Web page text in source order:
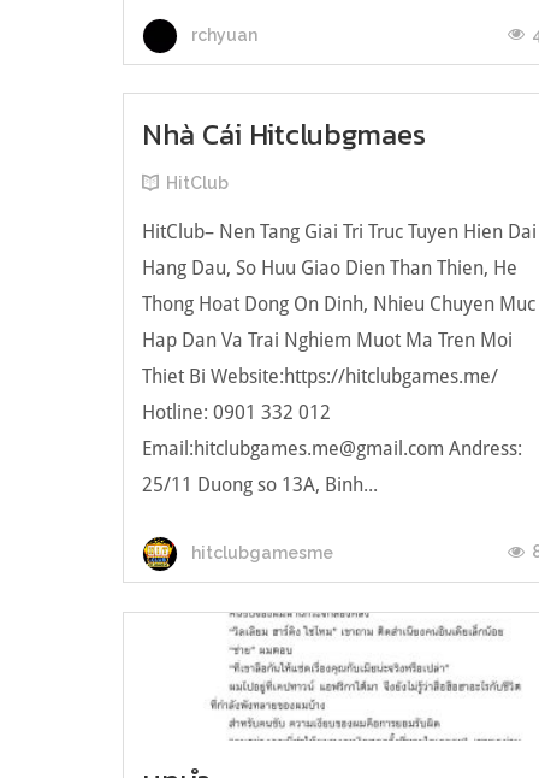
อยู่ในตัว เกิดความรู้สึกอยากฉี่ และแม้ตัวเขาจะ
เหยียดตรง ก็มีแต่ความมืดมิดอยู่เบื้องหน้...
rchyuan
Nhà Cái Hitclubgmaes
HitClub
HitClub– Nen Tang Giai Tri Truc Tuyen Hien Dai
Hang Dau, So Huu Giao Dien Than Thien, He
Thong Hoat Dong On Dinh, Nhieu Chuyen Muc
Hap Dan Va Trai Nghiem Muot Ma Tren Moi
Thiet Bi Website:https://hitclubgames.me/
Hotline: 0901 332 012
Email:hitclubgames.me@gmail.com Andress:
25/11 Duong so 13A, Binh...
hitclubgamesme